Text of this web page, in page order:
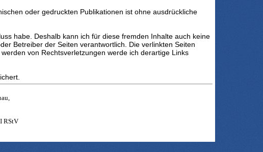
oder gedruckten Publikationen ist ohne ausdrückliche
habe. Deshalb kann ich für diese fremden Inhalte auch keine
Betreiber der Seiten verantwortlich. Die verlinkten Seiten
von Rechtsverletzungen werde ich derartige Links
RStV